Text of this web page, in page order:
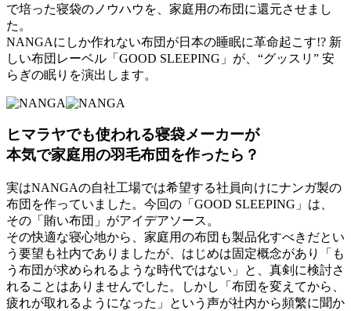
で培った寝袋のノウハウを、家庭用の布団に還元させまし
た。
NANGAにしか作れない布団が日本の睡眠に革命起こす!? 新
しい布団レーベル「GOOD SLEEPING」が、“グッスリ” 安
らぎの眠りを演出します。
ヒマラヤでも使われる寝袋メーカーが
本気で家庭用の羽毛布団を作ったら？
実はNANGAの自社工場では希望する社員向けにナンガ製の
布団を作っていました。今回の「GOOD SLEEPING」は、
その「賄い布団」がアイデアソース。
その快適な寝心地から、家庭用の布団も製品化すべきだとい
う要望も社内でありましたが、はじめは固定概念があり「も
う布団が求められるような時代ではない」と、真剣に検討さ
れることはありませんでした。しかし「布団を変えてから、
疲れが取れるようになった」という声が社内から頻繁に聞か